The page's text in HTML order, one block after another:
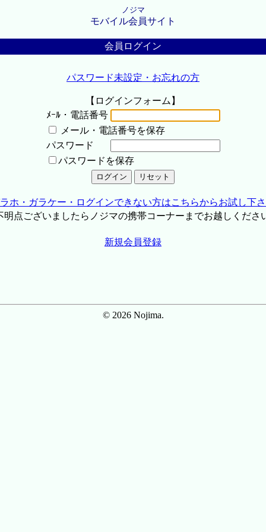
ノジマ
モバイル会員サイト
会員ログイン
パスワード未設定・お忘れの方
【ログインフォーム】
ﾒｰﾙ・電話番号
メール・電話番号を保存
パスワード
パスワードを保存
ホ・ガラケー・ログインできない方はこちらからお試し下
点ございましたらノジマの携帯コーナーまでお越しくださ
新規会員登録
© 2026 Nojima.